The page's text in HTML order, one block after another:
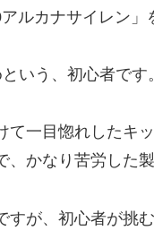
ルカナサイレン」
いう、初心者です。
て一目惚れしたキ
かなり苦労した
が、初心者が挑